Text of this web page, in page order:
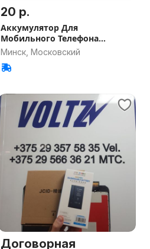
20 р.
Аккумулятор Для
Мобильного Телефона
Samsung B150AE
Минск, Московский
Договорная